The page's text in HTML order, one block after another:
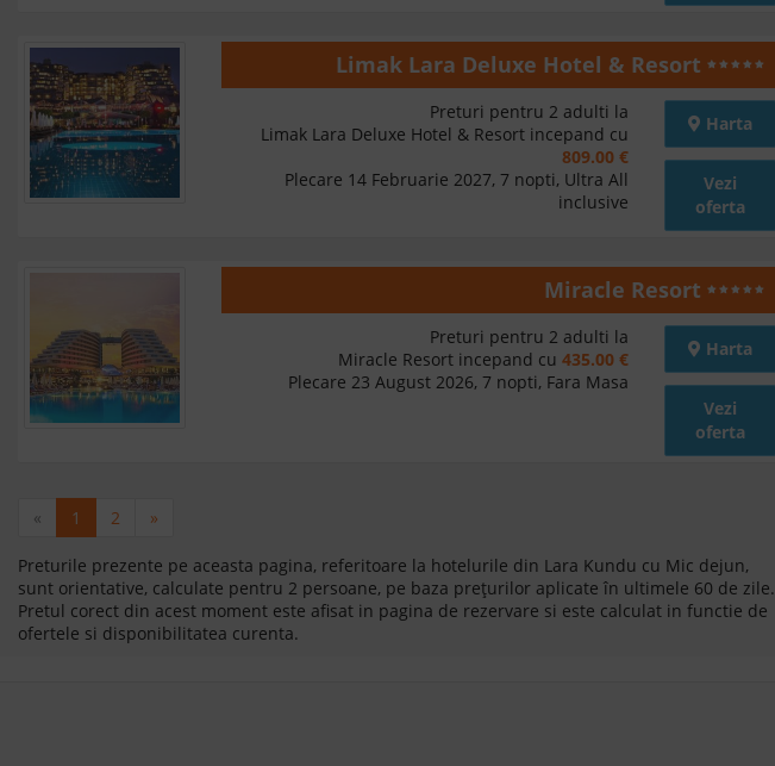
Limak Lara Deluxe Hotel & Resort
Preturi pentru 2 adulti la
Limak Lara Deluxe Hotel & Resort incepand cu
809.00 €
Plecare 14 Februarie 2027, 7 nopti, Ultra All
inclusive
Harta
Vezi
oferta
Miracle Resort
Preturi pentru 2 adulti la
Miracle Resort incepand cu 435.00 €
Plecare 23 August 2026, 7 nopti, Fara Masa
Harta
Vezi
oferta
« 1 2 »
Preturile prezente pe aceasta pagina, referitoare la hotelurile din Lara Kundu cu Mic dejun,
sunt orientative, calculate pentru 2 persoane, pe baza prețurilor aplicate în ultimele 60 de zile.
Pretul corect din acest moment este afisat in pagina de rezervare si este calculat in functie de
ofertele si disponibilitatea curenta.